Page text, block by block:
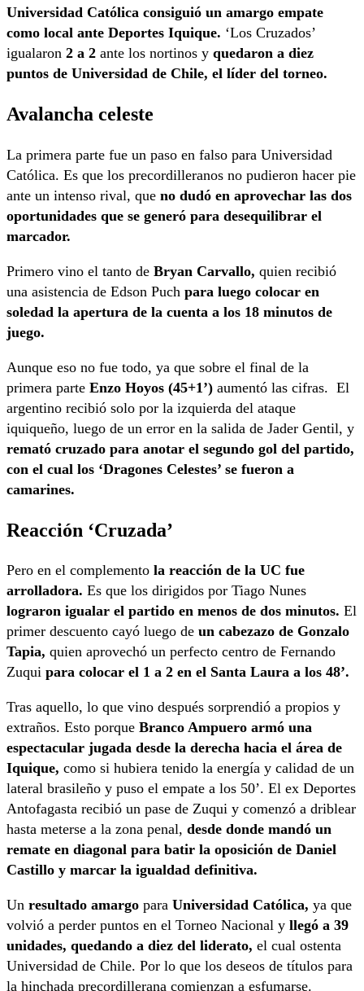
Universidad Católica consiguió un amargo empate
como local ante Deportes Iquique. ‘Los Cruzados’
igualaron 2 a 2 ante los nortinos y quedaron a diez
puntos de Universidad de Chile, el líder del torneo.
Avalancha celeste
La primera parte fue un paso en falso para Universidad
Católica. Es que los precordilleranos no pudieron hacer pie
ante un intenso rival, que no dudó en aprovechar las dos
oportunidades que se generó para desequilibrar el
marcador.
Primero vino el tanto de Bryan Carvallo, quien recibió
una asistencia de Edson Puch para luego colocar en
soledad la apertura de la cuenta a los 18 minutos de
juego.
Aunque eso no fue todo, ya que sobre el final de la
primera parte Enzo Hoyos (45+1’) aumentó las cifras. El
argentino recibió solo por la izquierda del ataque
iquiqueño, luego de un error en la salida de Jader Gentil, y
remató cruzado para anotar el segundo gol del partido,
con el cual los ‘Dragones Celestes’ se fueron a
camarines.
Reacción ‘Cruzada’
Pero en el complemento la reacción de la UC fue
arrolladora. Es que los dirigidos por Tiago Nunes
lograron igualar el partido en menos de dos minutos. El
primer descuento cayó luego de un cabezazo de Gonzalo
Tapia, quien aprovechó un perfecto centro de Fernando
Zuqui para colocar el 1 a 2 en el Santa Laura a los 48’.
Tras aquello, lo que vino después sorprendió a propios y
extraños. Esto porque Branco Ampuero armó una
espectacular jugada desde la derecha hacia el área de
Iquique, como si hubiera tenido la energía y calidad de un
lateral brasileño y puso el empate a los 50’. El ex Deportes
Antofagasta recibió un pase de Zuqui y comenzó a driblear
hasta meterse a la zona penal, desde donde mandó un
remate en diagonal para batir la oposición de Daniel
Castillo y marcar la igualdad definitiva.
Un resultado amargo para Universidad Católica, ya que
volvió a perder puntos en el Torneo Nacional y llegó a 39
unidades, quedando a diez del liderato, el cual ostenta
Universidad de Chile. Por lo que los deseos de títulos para
la hinchada precordillerana comienzan a esfumarse.